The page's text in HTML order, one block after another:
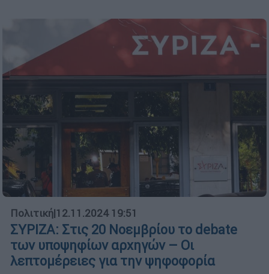
Πολιτική|12.11.2024 19:51
ΣΥΡΙΖΑ: Στις 20 Νοεμβρίου το debate
των υποψηφίων αρχηγών – Οι
λεπτομέρειες για την ψηφοφορία